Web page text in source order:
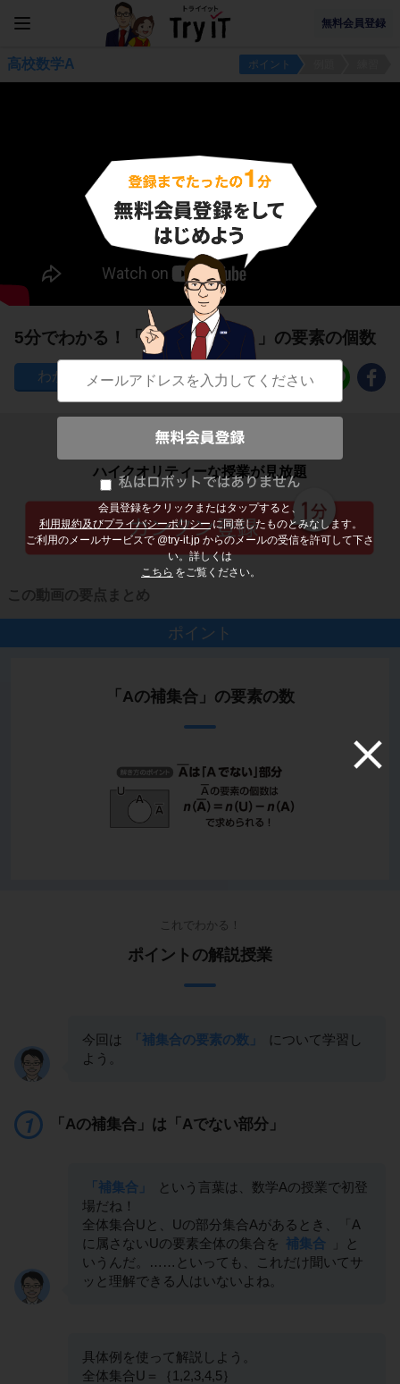
無料会員登録
会員登録をクリックまたはタップすると、
利用規約及びプライバシーポリシー に同意したものとみなします。
ご利用のメールサービスで @try-it.jp からのメールの受信を許可して下さ
い。詳しくは
こちら をご覧ください。
高校数学A ポイント
5分でわかる！「A（※補集合）」の要素の個数
359
子どもの勉強から大人の学び直しまで
ハイクオリティーな授業が見放題
この動画の要点まとめ
ポイント
「Aの補集合」の要素の数
これでわかる！
ポイントの解説授業
今回は 「補集合の要素の数」
について学習し
よう。
「Aの補集合」は「Aでない部分」
「補集合」
という言葉は、数学Aの授業で初登
場だね！
全体集合Uと、Uの部分集合Aがあるとき、「A
に属さないUの要素全体の集合を 補集合
」と
いうんだ。……といっても、これだけ聞いてサ
ッと理解できる人はいないよね。
具体例を使って解説しよう。
全体集合U＝｛1,2,3,4,5｝